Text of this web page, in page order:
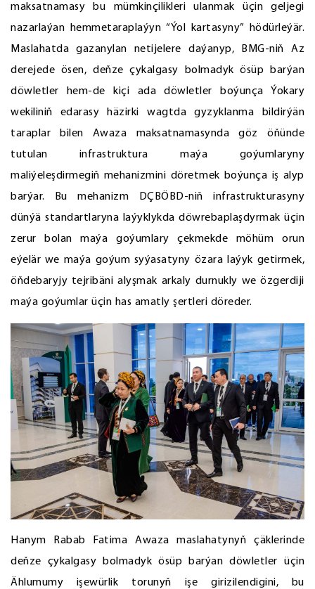
maksatnamasy bu mümkinçilikleri ulanmak üçin geljegi
nazarlaýan hemmetaraplaýyn “Ýol kartasyny” hödürleýär.
Maslahatda gazanylan netijelere daýanyp, BMG-niň Az
derejede ösen, deňze çykalgasy bolmadyk ösüp barýan
döwletler hem-de kiçi ada döwletler boýunça Ýokary
wekiliniň edarasy häzirki wagtda gyzyklanma bildirýän
taraplar bilen Awaza maksatnamasynda göz öňünde
tutulan infrastruktura maýa goýumlaryny
maliýeleşdirmegiň mehanizmini döretmek boýunça iş alyp
barýar. Bu mehanizm DÇBÖBD-niň infrastrukturasyny
dünýä standartlaryna laýyklykda döwrebaplaşdyrmak üçin
zerur bolan maýa goýumlary çekmekde möhüm orun
eýelär we maýa goýum syýasatyny özara laýyk getirmek,
öňdebaryjy tejribäni alyşmak arkaly durnukly we özgerdiji
maýa goýumlar üçin has amatly şertleri döreder.
Hanym Rabab Fatima Awaza maslahatynyň çäklerinde
deňze çykalgasy bolmadyk ösüp barýan döwletler üçin
Ählumumy işewürlik torunyň işe girizilendigini, bu